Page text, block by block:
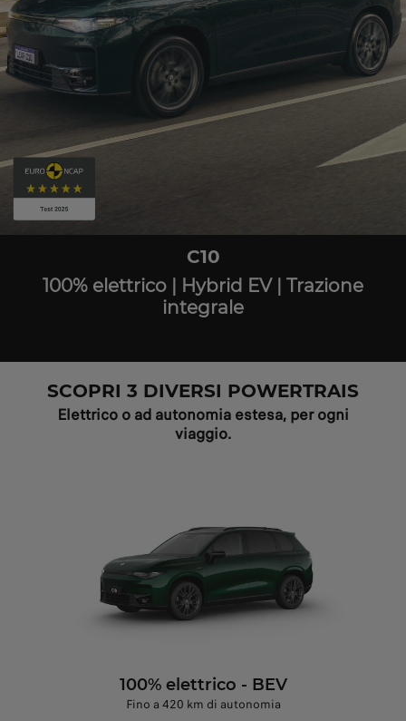
C10
100% elettrico | Hybrid EV | Trazione
integrale
SCOPRI 3 DIVERSI POWERTRAIS
Elettrico o ad autonomia estesa, per ogni
viaggio.
100% elettrico - BEV
Fino a 420 km di autonomia